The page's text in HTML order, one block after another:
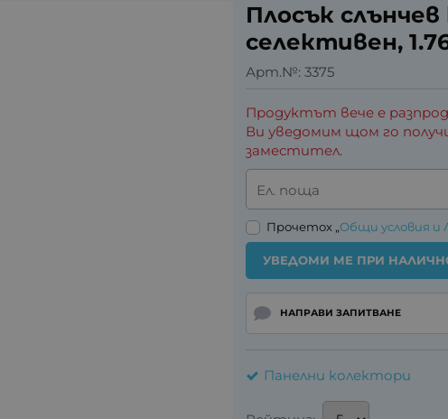
Плосък
селективен,
Арт.№: 3375
Продуктът вече е
Ви уведомим щом го
заместител.
Ел. поща
Прочетох „Общи условия и
УВЕДОМИ МЕ ПРИ
НАПРАВИ ЗАПИТВАНЕ
Панелни колектори